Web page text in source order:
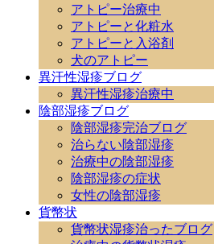
アトピー治療中
アトピーと化粧水
アトピーと入浴剤
犬のアトピー
異汗性湿疹ブログ
異汗性湿疹治療中
陰部湿疹ブログ
陰部湿疹完治ブログ
治らない陰部湿疹
治療中の陰部湿疹
陰部湿疹の症状
女性の陰部湿疹
貨幣状
貨幣状湿疹治ったブログ